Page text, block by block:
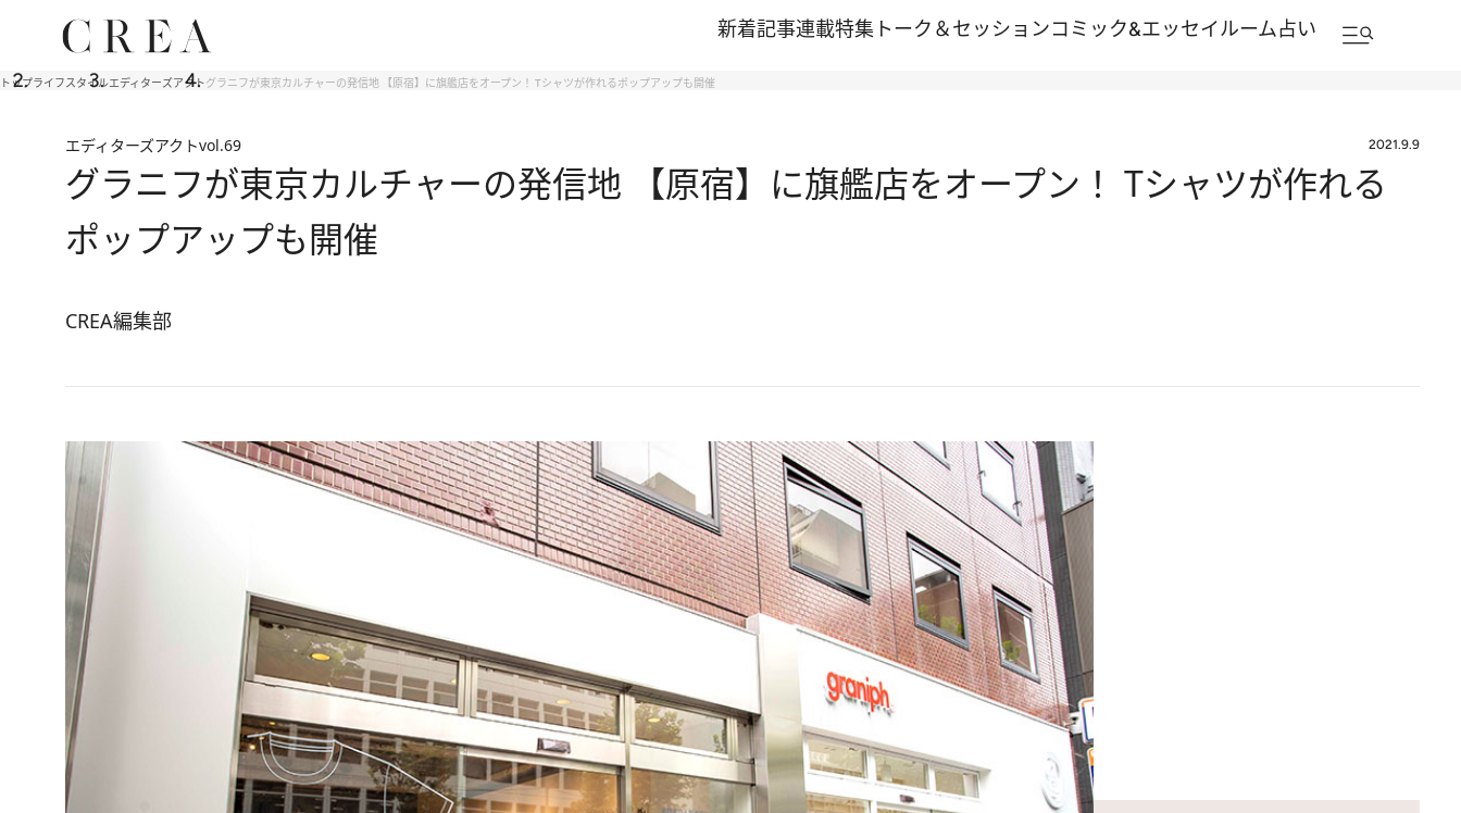
新着記事連載特集 トーク＆セッションコミック&エッセイルーム占い
トップライフスタイルエディターズアクトグラニフが東京カルチャーの発信地 【原宿】に旗艦店をオープン！ Tシャツが作れるポップアップも開催
エディターズアクトvol.69 2021.9.9
グラニフが東京カルチャーの発信地 【原宿】に旗艦店をオープン！ Tシャツが作れる
ポップアップも開催
CREA編集部